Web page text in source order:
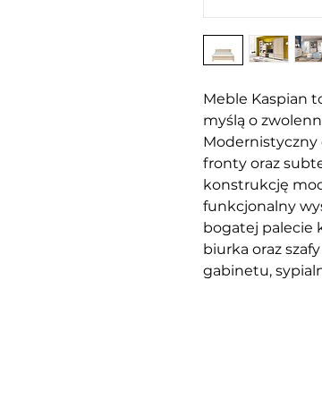
Meble Kaspian
myślą o
fronty oraz
konstrukcję
funkcjonalny
bogatej palecie
biurka oraz
gabinetu,